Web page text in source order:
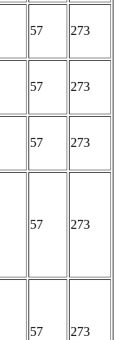
57 273
57 273
57 273
57 273
57 273